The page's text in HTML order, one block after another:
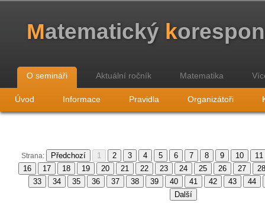
Matematický k
O semináři Aktuální ročník Matematika
Úvod Informace Pravidla Organizátoři
Strana: